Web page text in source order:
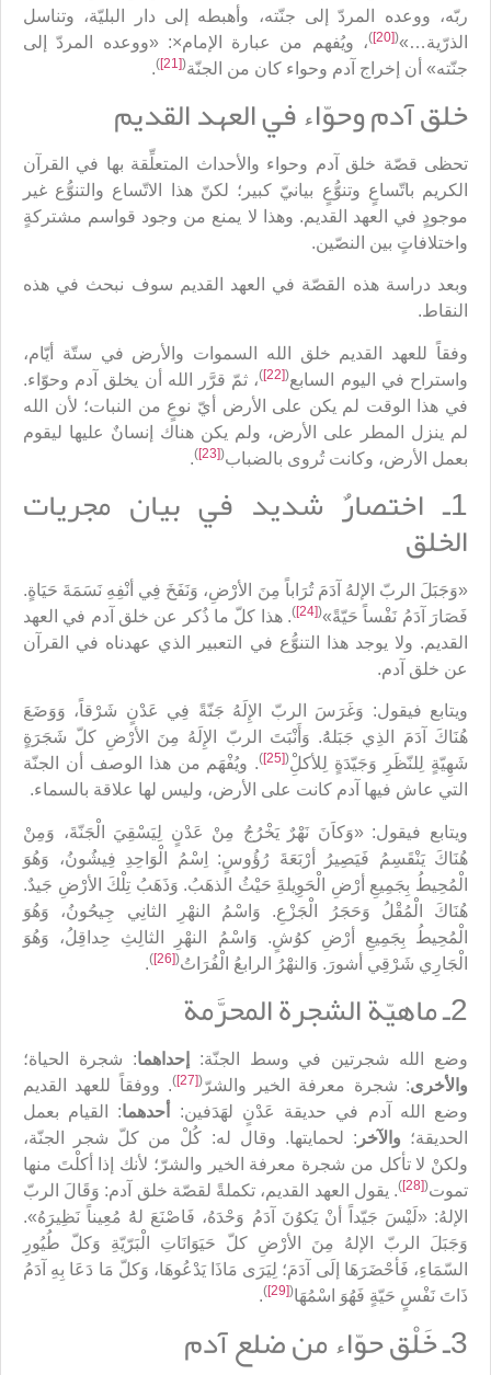
ربّه، ووعده المردّ إلى جنّته، وأهبطه إلى دار البليّة، وتناسل
الذرّية…»(
[20]
)، ويُفهم من عبارة الإمام×: «ووعده المردّ إلى
جنّته» أن إخراج آدم وحواء كان من الجنّة(
[21]
)
.
خلق آدم وحوّاء في العهد القديم
تحظى قصّة خلق آدم وحواء والأحداث المتعلِّقة بها في القرآن
الكريم باتّساعٍ وتنوُّعٍ بيانيّ كبير؛ لكنّ هذا الاتّساع والتنوُّع غير
موجودٍ في العهد القديم. وهذا لا يمنع من وجود قواسم مشتركةٍ
واختلافاتٍ بين النصّين.
وبعد دراسة هذه القصّة في العهد القديم سوف نبحث في هذه
النقاط.
وفقاً للعهد القديم خلق الله السموات والأرض في ستّة أيّام،
واستراح في اليوم السابع(
[22]
)، ثمّ قرَّر الله أن يخلق آدم وحوّاء.
في هذا الوقت لم يكن على الأرض أيّ نوعٍ من النبات؛ لأن الله
لم ينزل المطر على الأرض، ولم يكن هناك إنسانٌ عليها ليقوم
بعمل الأرض، وكانت تُروى بالضباب(
[23]
)
.
1ـ اختصارٌ شديد في بيان مجريات
الخلق
«وَجَبَلَ الربّ الإلهُ آدَمَ تُرَاباً مِنَ الأرْضِ، وَنَفَخَ فِي أنْفِهِ نَسَمَةَ حَيَاةٍ.
فَصَارَ آدَمُ نَفْساً حَيّةً»(
[24]
). هذا كلّ ما ذُكر عن خلق آدم في العهد
القديم. ولا يوجد هذا التنوُّع في التعبير الذي عهدناه في القرآن
عن خلق آدم.
ويتابع فيقول: وَغَرَسَ الربّ الإِلَهُ جَنّةً فِي عَدْنٍ شَرْقاً، وَوَضَعَ
هُنَاكَ آدَمَ الذِي جَبَلهَُ. وَأَنْبَتَ الربّ الإِلَهُ مِنَ الأرْضِ كلّ شَجَرَةٍ
شَهِيّةٍ لِلنّظَرِ وَجَيّدَةٍ لِلأكلِْ(
[25]
). ويُفْهَم من هذا الوصف أن الجنّة
التي عاش فيها آدم كانت على الأرض، وليس لها علاقة بالسماء.
ويتابع فيقول: «وَكاَنَ نَهْرٌ يَخْرُجُ مِنْ عَدْنٍ لِيَسْقِيَ الْجَنّةَ، وَمِنْ
هُنَاكَ يَنْقَسِمُ فَيَصِيرُ أرْبَعَةَ رُؤُوسٍ: اِسْمُ الْوَاحِدِ فِيشُونُ، وَهُوَ
الْمُحِيطُ بِجَمِيعِ أرْضِ الْحَوِيلةَِ حَيْثُ الذهَبُ. وَذَهَبُ تِلْكَ الأرْضِ جَيدٌ.
هُنَاكَ الْمُقْلُ وَحَجَرُ الْجَزْعِ. وَاسْمُ النهْرِ الثانِي جِيحُونُ، وَهُوَ
الْمُحِيطُ بِجَمِيعِ أرْضِ كوُشٍ. وَاسْمُ النهْرِ الثالِثِ حِداقِلُ، وَهُوَ
الْجَارِي شَرْقِي أشورَ. وَالنهْرُ الرابعُ الْفُرَاتُ(
[26]
)
.
2ـ ماهيّة الشجرة المحرَّمة
وضع الله شجرتين في وسط الجنّة: إحداهما: شجرة الحياة؛
والأخرى: شجرة معرفة الخير والشرّ(
[27]
). ووفقاً للعهد القديم
وضع الله آدم في حديقة عَدْنٍ لهَدَفين:
أحدهما: القيام بعمل
الحديقة؛ والآخر : لحمايتها. وقال له: كُلْ من كلّ شجر الجنّة،
ولكنْ لا تأكل من شجرة معرفة الخير والشرّ؛ لأنك إذا أكلْتَ منها
تموت(
[28]
). يقول العهد القديم، تكملةً لقصّة خلق آدم: وَقَالَ الربّ
الإلهُ: «لَيْسَ جَيّداً أنْ يَكوُنَ آدَمُ وَحْدَهُ، فَاصْنَعَ لهَُ مُعِيناً نَظِيرَهُ».
وَجَبَلَ الربّ الإلهُ مِنَ الأرْضِ كلّ حَيَوَانَاتِ الْبَرّيّةِ وَكلّ طُيُورِ
السّمَاءِ، فَأحْضَرَهَا إلَى آدَمَ؛ لِيَرَى مَاذَا يَدْعُوهَا، وَكلّ مَا دَعَا بِهِ آدَمُ
ذَاتَ نَفْسٍ حَيّةٍ فَهُوَ اسْمُهَا(
[29]
)
.
3ـ خَلْق حوّاء من ضلع آدم